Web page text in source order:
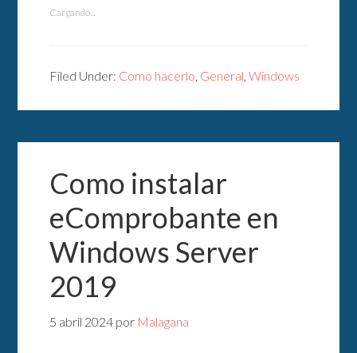
Cargando...
Filed Under: Como hacerlo, General,Windows
Como instalar
eComprobante en
Windows Server
2019
5 abril 2024 por Malagana